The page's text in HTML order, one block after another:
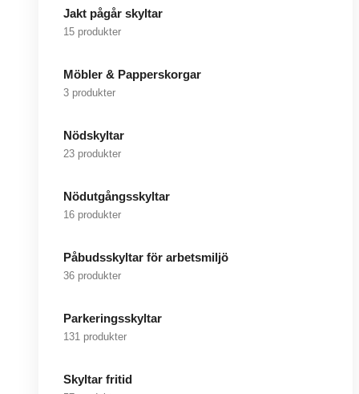
Jakt pågår skyltar
15 produkter
Möbler & Papperskorgar
3 produkter
Nödskyltar
23 produkter
Nödutgångsskyltar
16 produkter
Påbudsskyltar för arbetsmiljö
36 produkter
Parkeringsskyltar
131 produkter
Skyltar fritid